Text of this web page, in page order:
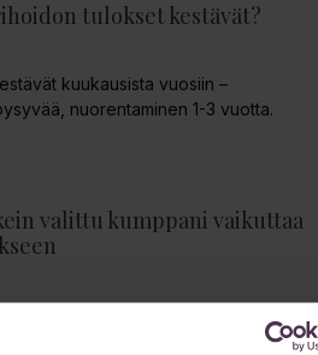
tulokset kestävät?
kuukausista vuosiin –
nuorentaminen 1-3 vuotta.
valittu kumppani vaikuttaa
sekä ulkonäön että